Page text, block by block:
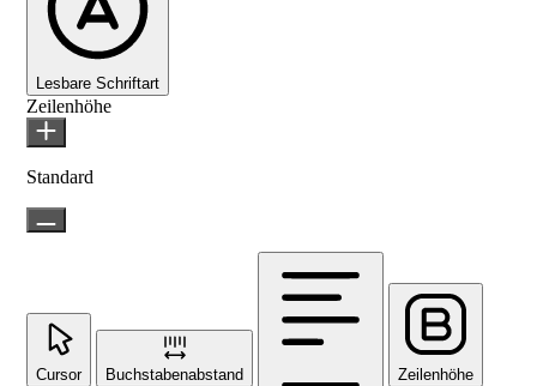
Lesbare Schriftart
Zeilenhöhe
Standard
Cursor Buchstabenabstand Zeilenhöhe